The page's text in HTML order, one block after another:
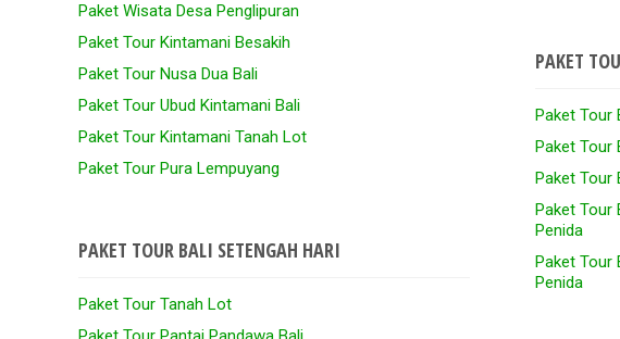
Paket Wisata Desa Penglipuran
Paket Tour Kintamani Besakih
Paket Tour Nusa Dua Bali
Paket Tour Ubud Kintamani Bali
Paket Tour Kintamani Tanah Lot
Paket Tour Pura Lempuyang
PAKET TOUR BALI SETENGAH HARI
Paket Tour Tanah Lot
PAKET
Paket Tour
Paket Tour
Paket Tour
Paket Tour
Penida
Paket Tour
Penida